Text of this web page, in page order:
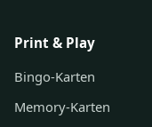
Print & Play
Bingo-Karten
Memory-Karten